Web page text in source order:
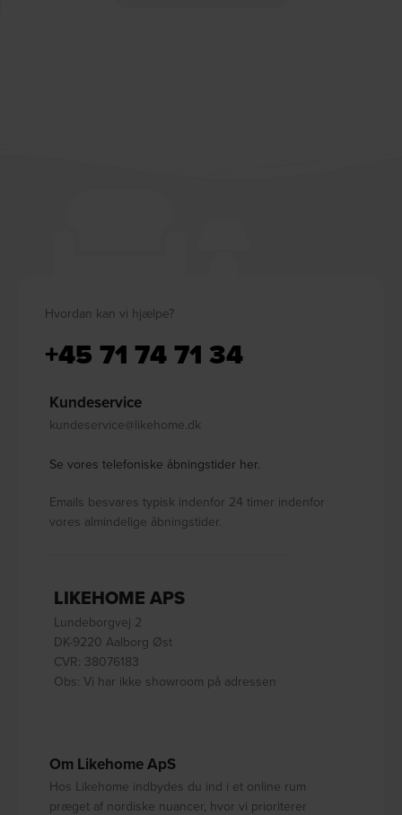
Hvordan kan vi hjælpe?
+45 71 74 71 34
Kundeservice
kundeservice@likehome.dk
Se vores telefoniske åbningstider her.
Emails besvares typisk indenfor 24 timer indenfor
vores almindelige åbningstider.
LIKEHOME APS
Lundeborgvej 2
DK-9220 Aalborg Øst
CVR: 38076183
Obs: Vi har ikke showroom på adressen
Om Likehome ApS
Hos Likehome indbydes du ind i et online rum
præget af nordiske nuancer, hvor vi prioriterer